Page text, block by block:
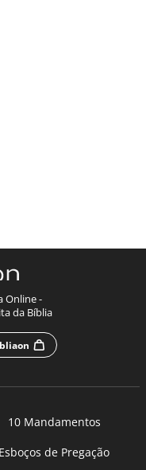
Online -
da Bíblia
10 Mandamentos
Esboços de Pregação